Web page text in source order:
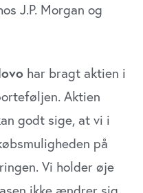
J.P. Morgan og
har bragt aktien i
Aktien
godt sige, at vi i
på
Vi holder øje